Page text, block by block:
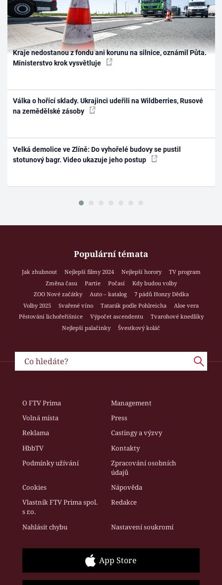
Kraje nedostanou z fondu ani korunu na silnice, oznámil Půta.
Ministerstvo krok vysvětluje
Válka o hořící sklady. Ukrajinci udeřili na Wildberries, Rusové
na zemědělské zásoby
Velká demolice ve Zlíně: Do vyhořelé budovy se pustil
stotunový bagr. Video ukazuje jeho postup
Populární témata
Jak zhubnout Nejlepší filmy 2024 Nejlepší horory
TV program
Změna času
Partie Počasí
Kdy budou volby
ZOO Nové začátky
Auto – katalog
7 pádů Honzy Dědka
Volby 2025
Svařené víno Tatarák podle Pohlreicha
Aloe vera
Pěstování lichořeřišnice
Výpočet ascendentu
Tvarohové knedlíky
Nejlepší palačinky
Švestkový koláč
O FTV Prima
Management
Volná místa
Press
Reklama
Castingy a výzvy
HbbTV
Kontakty
Podmínky užívání
Zpracování osobních
údajů
Cookies
Nápověda
Vlastník FTV Prima spol.
s r.o.
Redakce
Nahlásit chybu Nastavení soukromí
App Store